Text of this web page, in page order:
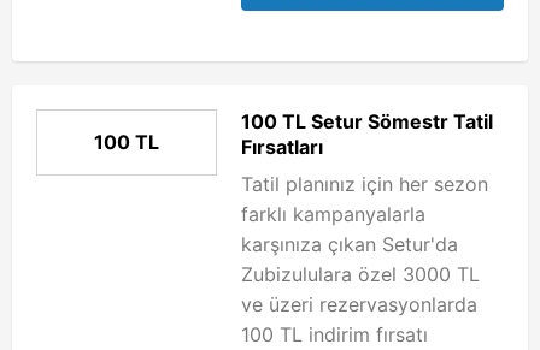
100 TL
100 TL Setur Sömestr Tatil
Fırsatları
Tatil planınız için her sezon
farklı kampanyalarla
karşınıza çıkan Setur'da
Zubizululara özel 3000 TL
ve üzeri rezervasyonlarda
100 TL indirim fırsatı